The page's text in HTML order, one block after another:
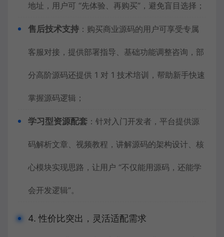
地址，用户可 “先体验、再购买”，避免盲目选择；
售后技术支持 ：购买商业源码的用户可享受专属
客服对接，提供部署指导、基础功能调整咨询，部
分高阶源码还提供 1 对 1 技术培训，帮助新手快速
掌握源码逻辑；
学习型资源配套 ：针对入门开发者，平台提供源
码解析文章、视频教程，讲解源码的架构设计、核
心模块实现思路，让用户 “不仅能用源码，还能学
会开发逻辑”。
4. 性价比突出，灵活适配需求